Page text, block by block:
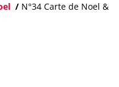
/ N°34 Carte de Noel &